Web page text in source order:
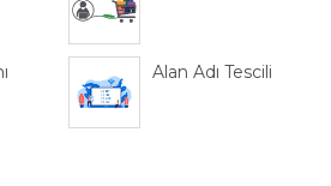
Alan Adı Tescili